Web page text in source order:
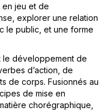
en jeu et de
explorer une relation
le public, et une forme
le développement de
d’action, de
de corps. Fusionnés au
de mise en
chorégraphique,